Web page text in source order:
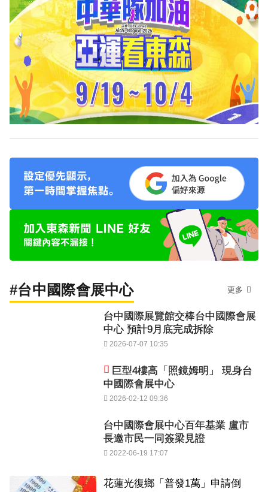
#台中國際會展中心 更多
台中國際展覽館交棒台中國際會展
中心 預計9月底完成拆除
2026-07-07 10:35
巨型4樓高「照鏡姆明」 現身台
中國際會展中心
2026-02-12 09:36
台中國際會展中心百年基業 盧市
長邀市民一同簽梁見證
2022-06-19 17:07
花蓮光復鄉「普發1萬」申請倒